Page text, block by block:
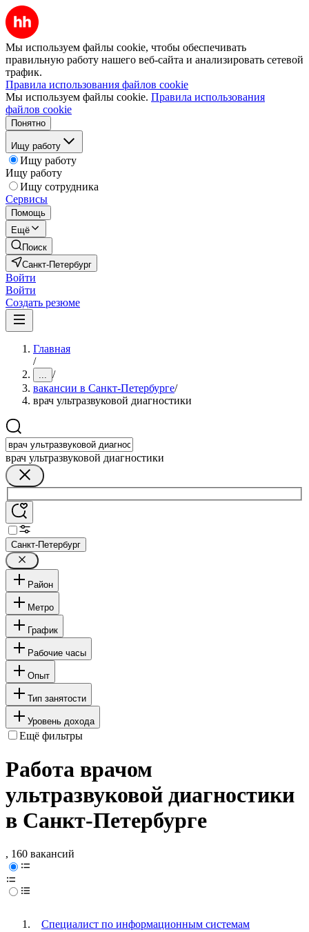
Мы используем файлы cookie, чтобы обеспечивать
правильную работу нашего веб-сайта и анализировать сетевой
трафик.
Правила использования файлов cookie
Мы используем файлы cookie. Правила использования
файлов cookie
Понятно
Ищу работу
Ищу работу
Ищу работу
Ищу сотрудника
Сервисы
Помощь
Ещё
Поиск
Санкт-Петербург
Войти
Войти
Создать резюме
Главная
/
... /
вакансии в Санкт-Петербурге/
врач ультразвуковой диагностики
врач ультразвуковой диагностики
Санкт-Петербург
Район
Метро
График
Рабочие часы
Опыт
Тип занятости
Уровень дохода
Ещё фильтры
Работа врачом
ультразвуковой диагностики
в Санкт-Петербурге
, 160 вакансий
Специалист по информационным системам